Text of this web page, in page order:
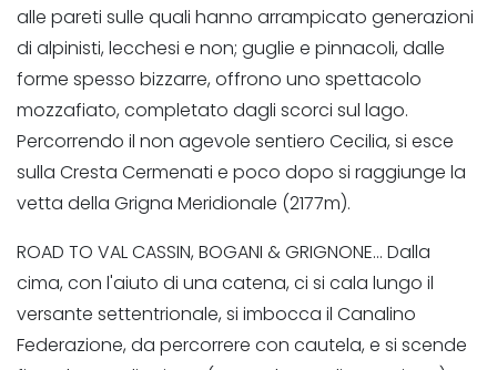
alle pareti sulle quali hanno arrampicato generazioni
di alpinisti, lecchesi e non; guglie e pinnacoli, dalle
forme spesso bizzarre, offrono uno spettacolo
mozzafiato, completato dagli scorci sul lago.
Percorrendo il non agevole sentiero Cecilia, si esce
sulla Cresta Cermenati e poco dopo si raggiunge la
vetta della Grigna Meridionale (2177m).
ROAD TO VAL CASSIN, BOGANI & GRIGNONE… Dalla
cima, con l'aiuto di una catena, ci si cala lungo il
versante settentrionale, si imbocca il Canalino
Federazione, da percorrere con cautela, e si scende